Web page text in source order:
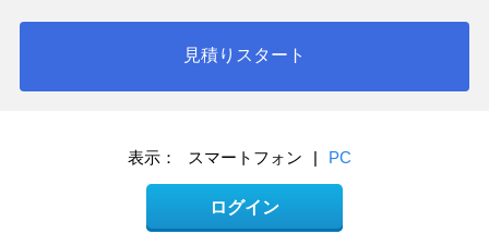
見積りスタート
表示： スマートフォン | PC
ログイン